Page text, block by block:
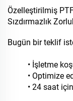
Özelleştirilmiş
Sızdırmazlık
Bugün bir teklif
• İşletme
• Optimize
• 24 saat